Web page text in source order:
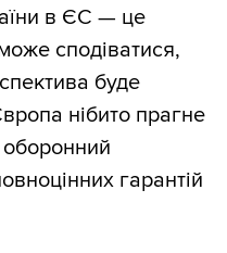
в ЄС — це
сподіватися,
буде
нібито прагне
оборонний
гарантій